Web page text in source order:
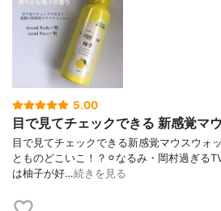
5.00
目で見てチェックできる 新感覚マ
目で見てチェックできる新感覚マウスウォ
とものどこいこ！？⚪︎なるみ・岡村過ぎる
は柚子が好…続きを見る